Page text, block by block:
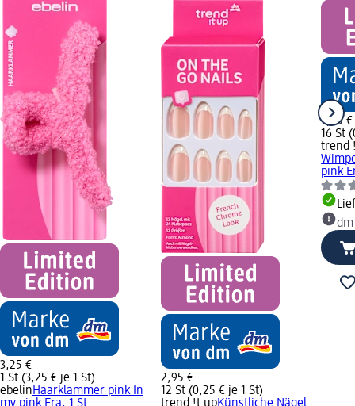
3,25 €
1 St (3,25 € je 1 St)
ebelinHaarklammer pink In
my pink Era, 1 St
2,95 €
12 St (0,25 € je 1 St)
trend !t upKünstliche Nägel
3,75 €
16 St
trend
pink